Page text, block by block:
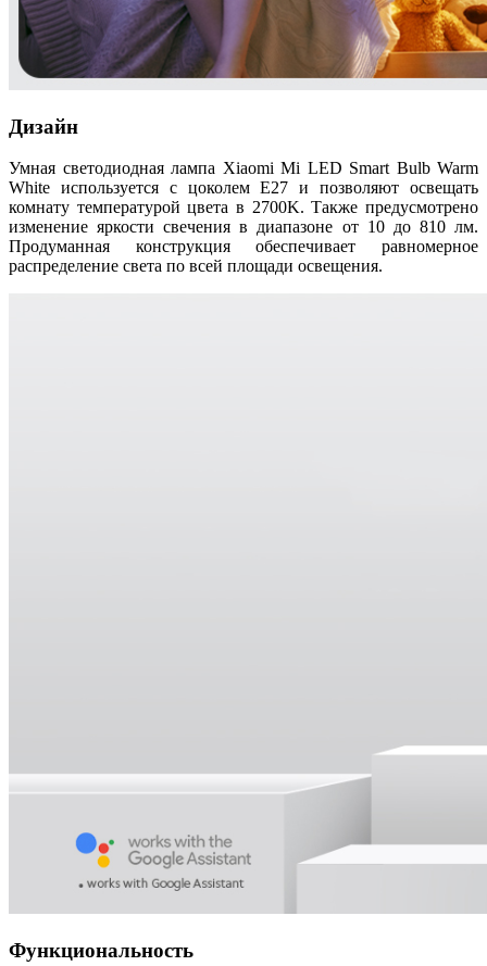
Дизайн
Умная светодиодная лампа Xiaomi Mi LED Smart Bulb Warm
White используется с цоколем E27 и позволяют освещать
комнату температурой цвета в 2700K. Также предусмотрено
изменение яркости свечения в диапазоне от 10 до 810 лм.
Продуманная конструкция обеспечивает равномерное
распределение света по всей площади освещения.
Функциональность